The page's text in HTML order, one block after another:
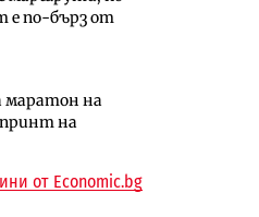
е по-бърз от
маратон на
на
„Марица
с 5 блока
строи огромен
от Economic.bg